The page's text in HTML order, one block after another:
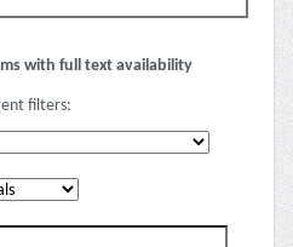
with full text availability
filters: